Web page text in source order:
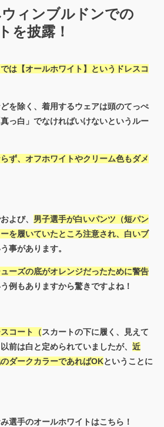
ィンブルドンでの
を披露！
では【オールホワイト】というドレスコ
を除く、着用するウェアは頭のてっぺ
っ白」でなければいけないというルー
ず、オフホワイトやクリーム色もダメ
よび、 男子選手が白いパンツ（短パン
を履いていたところ注意され、白いブ
事があります。
ーズの底がオレンジだったために警告
例もありますから驚きですよね！
コート（スカートの下に履く、見えて
前は白と定められていましたが、 近
ダークカラーであればOKということに
選手のオールホワイトはこちら！